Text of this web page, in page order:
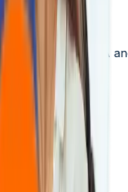
From Percy to LCA
building inclusive